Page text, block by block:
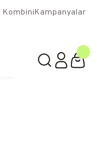
KombiniKampanyalar